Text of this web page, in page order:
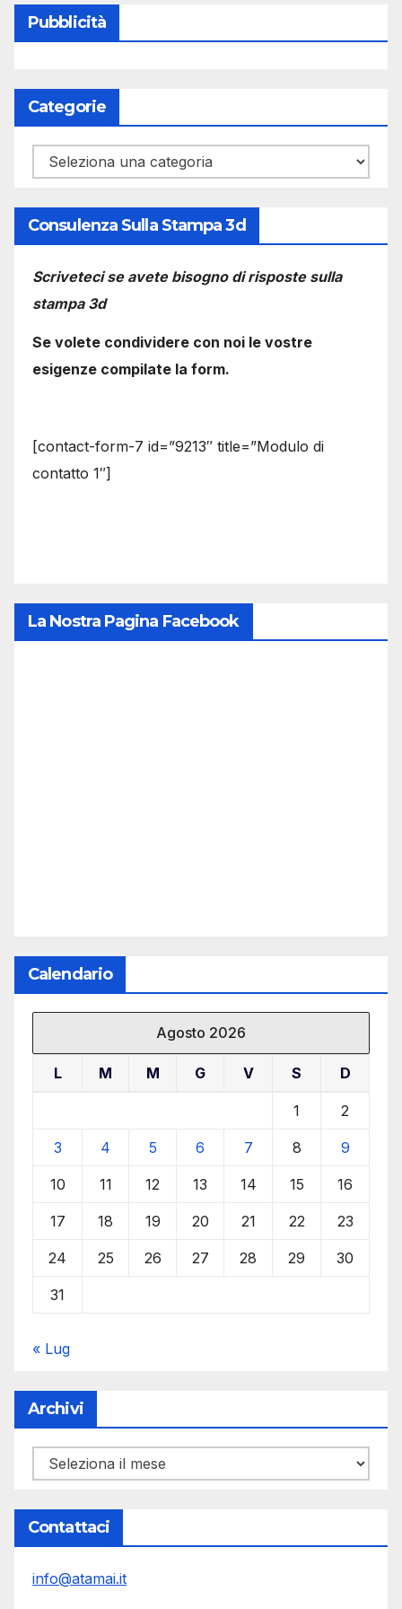
Pubblicità
Categorie
Categorie
Consulenza Sulla Stampa 3d
Scriveteci se avete bisogno di risposte sulla
stampa 3d
Se volete condividere con noi le vostre
esigenze compilate la form.
[contact-form-7 id=”9213″ title=”Modulo di
contatto 1″]
La Nostra Pagina Facebook
Calendario
Agosto 2026
L M M G V S D
1 2
3 4 5 6 7 8 9
10 11 12 13 14 15 16
17 18 19 20 21 22 23
24 25 26 27 28 29 30
31
« Lug
Archivi
Archivi
Contattaci
info@atamai.it